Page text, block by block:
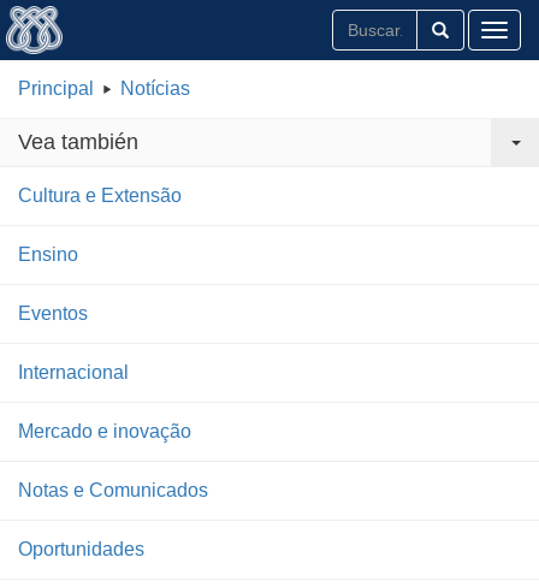
Principal Notícias
Vea también
Cultura e Extensão
Ensino
Eventos
Internacional
Mercado e inovação
Notas e Comunicados
Oportunidades